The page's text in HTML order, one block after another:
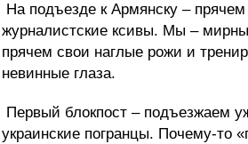
На подъезде к Армянску –
журналистские ксивы. Мы –
прячем свои наглые рожи и
невинные глаза.
Первый блокпост – подъезжаем
украинские погранцы. Почему-то